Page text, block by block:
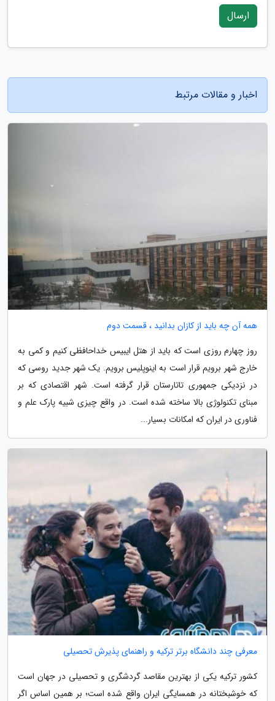
ارسال
اخبار و مقالات مرتبط
همه آن چه باید از کازان بدانید ، قسمت دوم
روز چهارم روزی است که باید از هتل ایبیس خداحافظی کنیم و کمی به
خارج شهر برویم قرار است به اینوپلیس برویم. یک شهر جدید روسی که
در نزدیکی جمهوری تاتارستان قرار گرفته است. شهر اقتصادی که بر
مبنای تکنولوژی بالا ساخته شده است. در واقع چیزی شبیه پارک علم و
فناوری در ایران که امکانات بسیار...
معرفی چند دانشگاه برتر ترکیه و راهنمای پذیرش تحصیلی
کشور ترکیه یکی از بهترین مقاصد گردشگری و تحصیلی در جهان است
که خوشبختانه در همسایگی ایران واقع شده است؛ بر همین اساس اگر